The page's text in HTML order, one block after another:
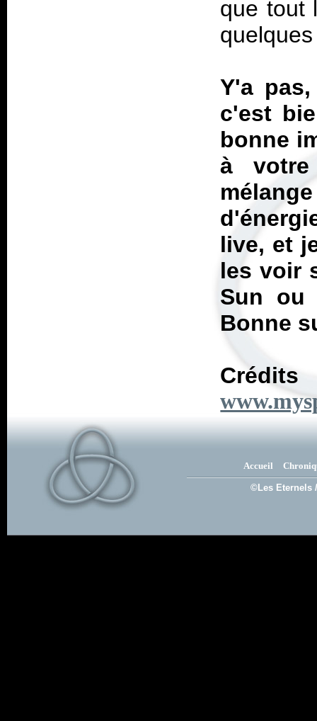
que tout
Y'a
c'est
bonne
à votre
live, et
les voir
Sun ou
Bonne
Accueil
©Les Eternels